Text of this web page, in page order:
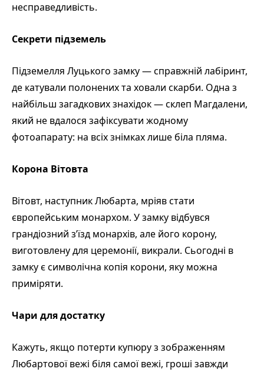
несправедливість.
Секрети підземель
Підземелля Луцького замку — справжній лабіринт,
де катували полонених та ховали скарби. Одна з
найбільш загадкових знахідок — склеп Магдалени,
який не вдалося зафіксувати жодному
фотоапарату: на всіх знімках лише біла пляма.
Корона Вітовта
Вітовт, наступник Любарта, мріяв стати
європейським монархом. У замку відбувся
грандіозний з’їзд монархів, але його корону,
виготовлену для церемонії, викрали. Сьогодні в
замку є символічна копія корони, яку можна
приміряти.
Чари для достатку
Кажуть, якщо потерти купюру з зображенням
Любартової вежі біля самої вежі, гроші завжди